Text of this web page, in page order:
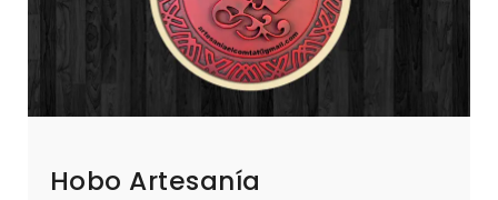
Hobo Artesanía